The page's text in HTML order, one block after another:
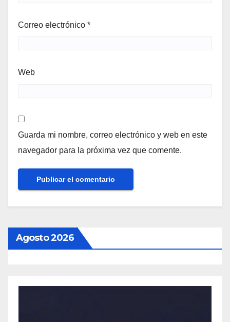
Correo electrónico *
Web
Guarda mi nombre, correo electrónico y web en este
navegador para la próxima vez que comente.
Agosto 2026